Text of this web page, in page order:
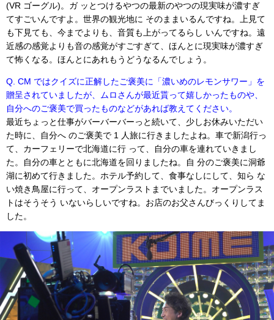
(VR ゴーグル)。ガ ッとつけるやつの最新のやつの現実味が濃すぎ
てすごいんですよ。世界の観光地に そのままいるんですね。上見て
も下見ても、今までよりも、音質も上がってるらし いんですね。遠
近感の感覚よりも音の感覚がすごすぎて、ほんとに現実味が濃すぎ
て怖くなる。ほんとにあれもうどうなるんでしょう。
Q. CM ではクイズに正解したご褒美に「濃いめのレモンサワー」を
贈呈されていましたが、ムロさんが最近貰って嬉しかったものや、
自分へのご褒美で買ったものなどがあれば教えてください。
最近ちょっと仕事がバーバーバーっと続いて、少しお休みいただい
た時に、自分へ のご褒美で 1 人旅に行きましたよね。車で新潟行っ
て、カーフェリーで北海道に行 って、自分の車を連れていきまし
た。自分の車とともに北海道を回りましたね。自 分のご褒美に洞爺
湖に初めて行きました。ホテル予約して、食事なしにして、知ら な
い焼き鳥屋に行って、オープンラストまでいました。オープンラス
トはそうそう いないらしいですね。お店のお父さんびっくりしてま
した。